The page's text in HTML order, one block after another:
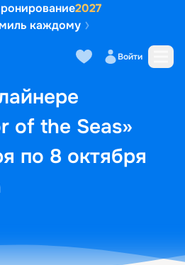
2027
каждому
Войти
of the Seas»
по 8 октября
кают Маршрут и